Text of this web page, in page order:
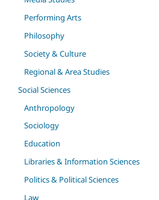
Performing Arts
Philosophy
Society & Culture
Regional & Area Studies
Social Sciences
Anthropology
Sociology
Education
Libraries & Information Sciences
Politics & Political Sciences
Law